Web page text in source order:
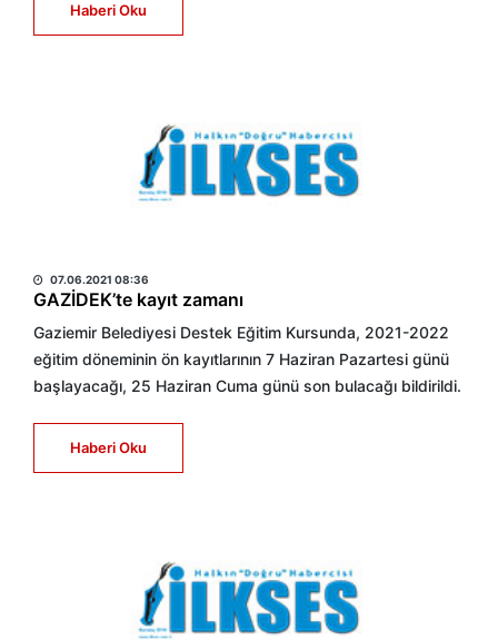
Haberi Oku
07.06.2021 08:36
GAZİDEK’te kayıt zamanı
Gaziemir Belediyesi Destek Eğitim Kursunda, 2021-2022
eğitim döneminin ön kayıtlarının 7 Haziran Pazartesi günü
başlayacağı, 25 Haziran Cuma günü son bulacağı bildirildi.
Haberi Oku